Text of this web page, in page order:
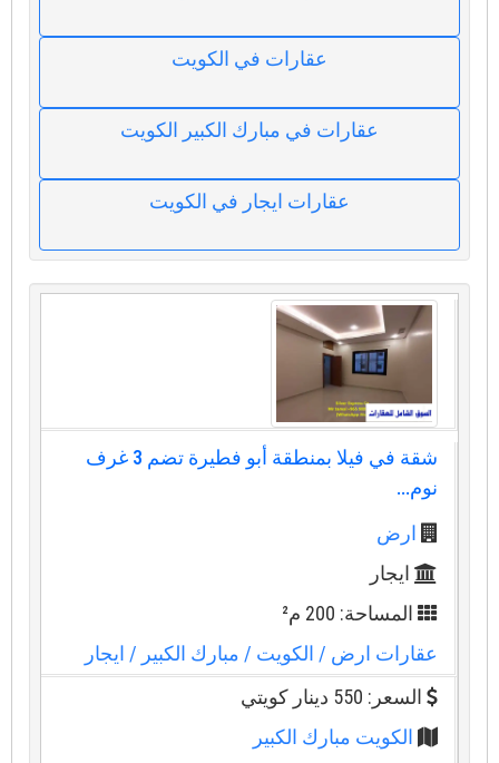
عقارات في الكويت
عقارات في مبارك الكبير الكويت
عقارات ايجار في الكويت
شقة في فيلا بمنطقة أبو فطيرة تضم 3 غرف
نوم...
ارض
ايجار
المساحة: 200 م²
عقارات ارض / الكويت/ مبارك الكبير / ايجار
السعر: 550 دينار كويتي
الكويت مبارك الكبير